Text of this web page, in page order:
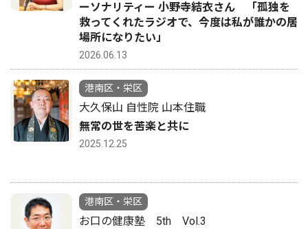
ーソナリティー 小野寺結衣さん 「孤独を
救ってくれたラジオで、今度は私が誰かの居
場所になりたい」
2026.06.13
港南区・栄区
大久保山 自性院 山本住職
無常の世を苦楽と共に
2025.12.25
港南区・栄区
お口の健康塾 5th Vol.3